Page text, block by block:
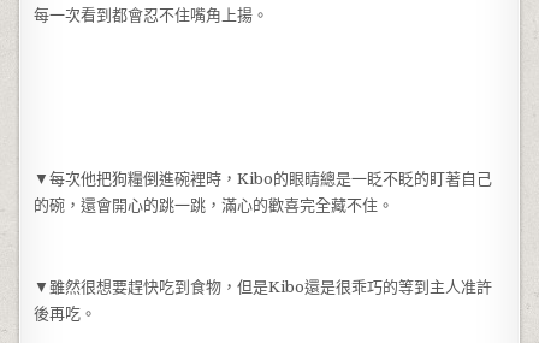
每一次看到都會忍不住嘴角上揚。
▼每次他把狗糧倒進碗裡時，Kibo的眼睛總是一眨不眨的盯著自己
的碗，還會開心的跳一跳，滿心的歡喜完全藏不住。
▼雖然很想要趕快吃到食物，但是Kibo還是很乖巧的等到主人准許
後再吃。